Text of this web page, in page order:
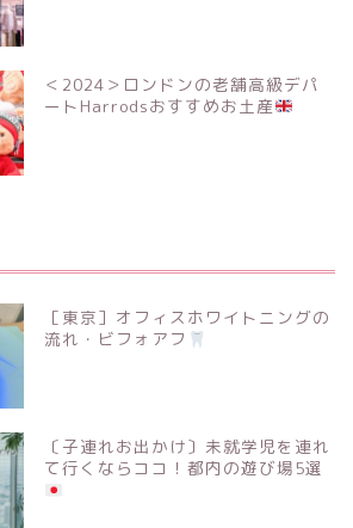
＜2024＞ロンドンの老舗高級デパ
ートHarrodsおすすめお土産
［東京］オフィスホワイトニングの
流れ・ビフォアフ
〔子連れお出かけ〕未就学児を連れ
て行くならココ！都内の遊び場5選